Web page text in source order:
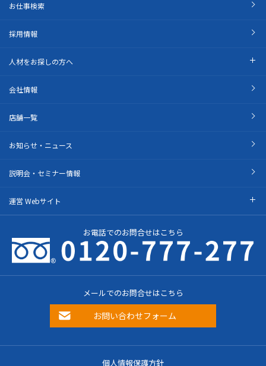
お仕事検索
採用情報
人材をお探しの方へ
会社情報
店舗一覧
お知らせ・ニュース
説明会・セミナー情報
運営 Webサイト
お電話でのお問合せはこちら
メールでのお問合せはこちら
お問い合わせフォーム
個人情報保護方針